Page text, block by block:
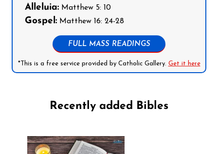
Alleluia: Matthew 5: 10
Gospel: Matthew 16: 24-28
FULL MASS READINGS
*This is a free service provided by Catholic Gallery. Get it here
Recently added Bibles